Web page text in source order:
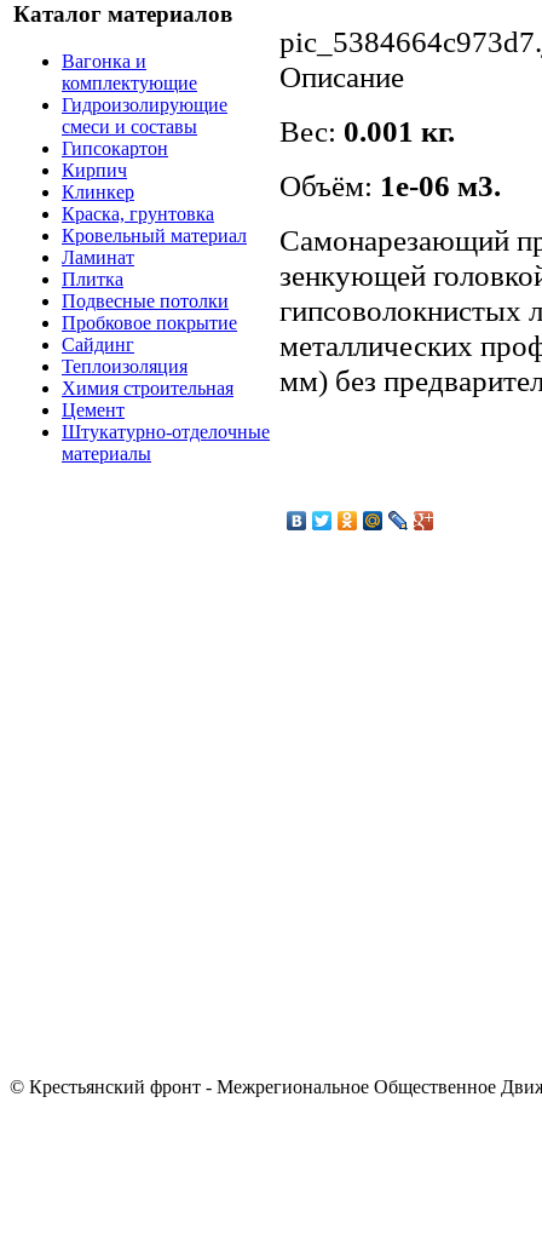
Каталог материалов
Вагонка и
комплектующие
Гидроизолирующие
смеси и составы
Гипсокартон
Кирпич
Клинкер
Краска, грунтовка
Кровельный материал
Ламинат
Плитка
Подвесные потолки
Пробковое покрытие
Сайдинг
Теплоизоляция
Химия строительная
Цемент
Штукатурно-отделочные
материалы
Описание
Вес: 0.001 кг.
Объём: 1e-06 м3.
Самонарезающий
зенкующей
гипсоволокнистых
металлических
мм) без
© Крестьянский фронт - Межрегиональное Общественное